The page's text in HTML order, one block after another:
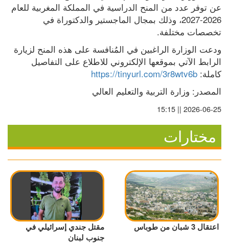
تخصصات مختلفة.
كاملة: https://tinyurl.com/3r8wtv6b
المصدر: وزارة التربية والتعليم العالي
2026-06-25 || 15:15
مختارات
اعتقال 3 شبان من طوباس
مقتل جندي إسرائيلي في
جنوب لبنان